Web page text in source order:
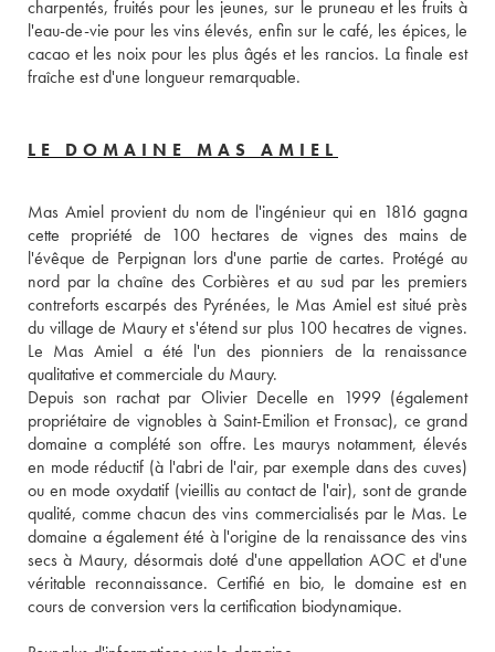
charpentés, fruités pour les jeunes, sur le pruneau et les fruits à
l'eau-de-vie pour les vins élevés, enfin sur le café, les épices, le
cacao et les noix pour les plus âgés et les rancios. La finale est
fraîche est d'une longueur remarquable.
LE DOMAINE MAS AMIEL
Mas Amiel provient du nom de l'ingénieur qui en 1816 gagna
cette propriété de 100 hectares de vignes des mains de
l'évêque de Perpignan lors d'une partie de cartes. Protégé au
nord par la chaîne des Corbières et au sud par les premiers
contreforts escarpés des Pyrénées, le Mas Amiel est situé près
du village de Maury et s'étend sur plus 100 hecatres de vignes.
Le Mas Amiel a été l'un des pionniers de la renaissance
qualitative et commerciale du Maury.
Depuis son rachat par Olivier Decelle en 1999 (également
propriétaire de vignobles à Saint-Emilion et Fronsac), ce grand
domaine a complété son offre. Les maurys notamment, élevés
en mode réductif (à l'abri de l'air, par exemple dans des cuves)
ou en mode oxydatif (vieillis au contact de l'air), sont de grande
qualité, comme chacun des vins commercialisés par le Mas. Le
domaine a également été à l'origine de la renaissance des vins
secs à Maury, désormais doté d'une appellation AOC et d'une
véritable reconnaissance. Certifié en bio, le domaine est en
cours de conversion vers la certification biodynamique.